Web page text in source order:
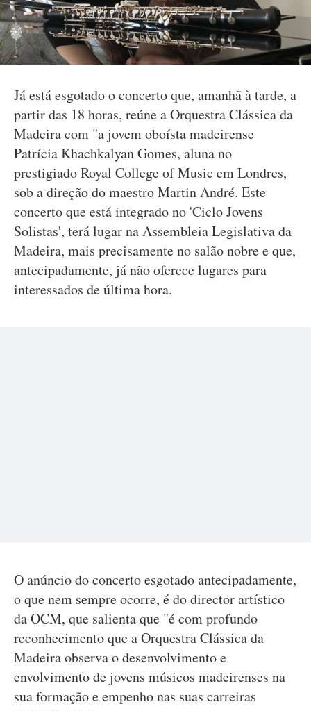
Já está esgotado o concerto que, amanhã à tarde, a
partir das 18 horas, reúne a Orquestra Clássica da
Madeira com "a jovem oboísta madeirense
Patrícia Khachkalyan Gomes, aluna no
prestigiado Royal College of Music em Londres,
sob a direção do maestro Martin André. Este
concerto que está integrado no 'Ciclo Jovens
Solistas', terá lugar na Assembleia Legislativa da
Madeira, mais precisamente no salão nobre e que,
antecipadamente, já não oferece lugares para
interessados de última hora.
O anúncio do concerto esgotado antecipadamente,
o que nem sempre ocorre, é do director artístico
da OCM, que salienta que "é com profundo
reconhecimento que a Orquestra Clássica da
Madeira observa o desenvolvimento e
envolvimento de jovens músicos madeirenses na
sua formação e empenho nas suas carreiras